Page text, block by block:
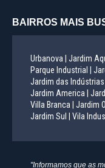
BAIRROS MAIS
Urbanova | Jardim
Parque Industrial |
Jardim das Indústrias |
Jardim America |
Villa Branca |
Jardim
Jardim Sul |
Vila
"Informamos que as